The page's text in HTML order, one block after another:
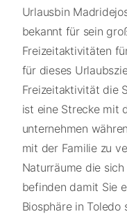
Urlausbin
bekannt für sein
Freizeitaktivitäten
für dieses
Freizeitaktivität die
ist eine Strecke mit
unternehmen
mit der Familie zu
Naturräume die
befinden damit Sie
Biosphäre in Toledo